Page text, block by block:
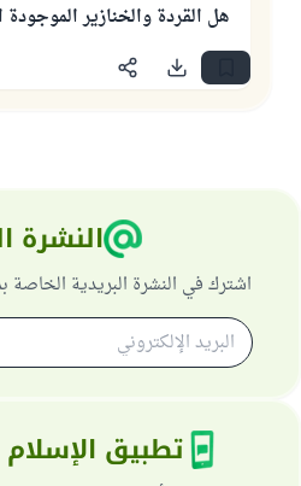
هل القردة والخنازير
النشرة
اشترك في النشرة البريدية
تطبيق